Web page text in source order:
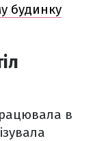
будинку
в